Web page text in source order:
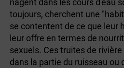
toujours, cherchent une
se contentent de ce que leur
leur offre en termes de
sexuels. Ces truites de
dans la partie du ruisseau ou